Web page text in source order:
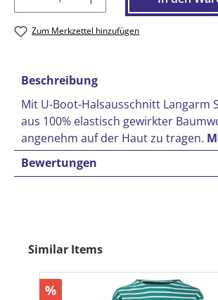
Zum Merkzettel hinzufügen
Beschreibung
Mit U-Boot-Halsausschnitt Langarm
aus 100% elastisch gewirkter
angenehm auf der Haut zu tragen.
Bewertungen
Produktgalerie überspringen
Similar Items
%